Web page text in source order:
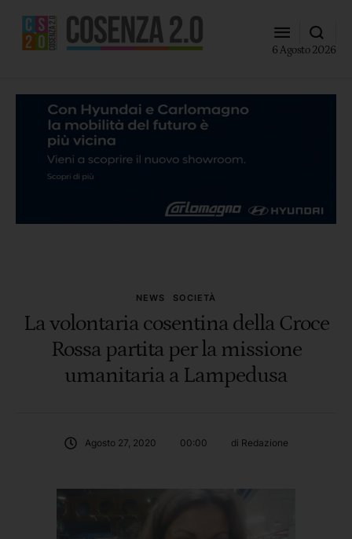
6 Agosto 2026
NEWS SOCIETÀ
La volontaria cosentina della Croce
Rossa partita per la missione
umanitaria a Lampedusa
Agosto 27, 2020 00:00 di Redazione